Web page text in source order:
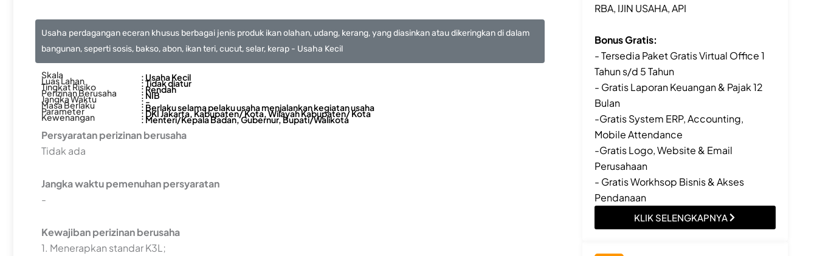
Usaha perdagangan eceran khusus berbagai jenis produk ikan olahan, udang, kerang, yang diasinkan atau dikeringkan di dalam
bangunan, seperti sosis, bakso, abon, ikan teri, cucut, selar, kerap - Usaha Kecil
Skala : Usaha Kecil
Luas Lahan : Tidak diatur
Tingkat Risiko : Rendah
Perizinan Berusaha : NIB
Jangka Waktu : -
Masa Berlaku : Berlaku selama pelaku usaha menjalankan kegiatan usaha
Parameter : DKI Jakarta, Kabupaten/ Kota, Wilayah Kabupaten/ Kota
Kewenangan : Menteri/Kepala Badan, Gubernur, Bupati/Walikota
Persyaratan perizinan berusaha
Tidak ada
Jangka waktu pemenuhan persyaratan
-
Kewajiban perizinan berusaha
1. Menerapkan standar K3L;
RBA, IJIN USAHA, API
Bonus Gratis:
- Tersedia Paket Gratis Virtual Office 1
Tahun s/d 5 Tahun
- Gratis Laporan Keuangan & Pajak 12
Bulan
-Gratis System ERP, Accounting,
Mobile Attendance
-Gratis Logo, Website & Email
Perusahaan
- Gratis Workhsop Bisnis & Akses
Pendanaan
KLIK SELENGKAPNYA